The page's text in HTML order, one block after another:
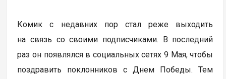
Комик с недавних пор стал реже выходить
на связь со своими подписчиками. В последний
раз он появлялся в социальных сетях 9 Мая, чтобы
поздравить поклонников с Днем Победы. Тем